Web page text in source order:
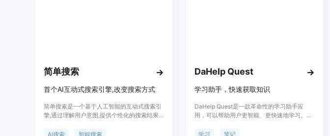
简单搜索
首个AI互动式搜索引擎,改变搜索方式
简单搜索是一个基于人工智能的互动式搜索引
擎,通过理解用户意图,提供个性化的搜索结果
搜索,同时拥有强大的语义理解能力,能够准确
AI搜索 智能搜索
DaHelp Quest
学习助手，快速获取知识
DaHelp Quest是一款革命性的学习助手应
用，可以帮助用户更智能、更快速地学习。通
高效地生成摘要和笔记。支持各种媒体格式，
学习 笔记